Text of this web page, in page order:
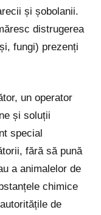
și șobolanii.
distrugerea
fungi) prezenți
un operator
și soluții
special
fără să pună
a animalelor de
chimice
de